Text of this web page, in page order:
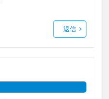
返信